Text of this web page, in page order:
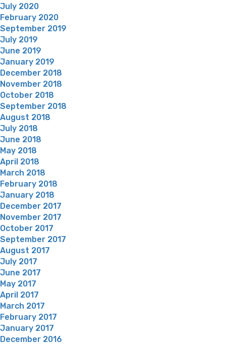
July 2020
February 2020
September 2019
July 2019
June 2019
January 2019
December 2018
November 2018
October 2018
September 2018
August 2018
July 2018
June 2018
May 2018
April 2018
March 2018
February 2018
January 2018
December 2017
November 2017
October 2017
September 2017
August 2017
July 2017
June 2017
May 2017
April 2017
March 2017
February 2017
January 2017
December 2016